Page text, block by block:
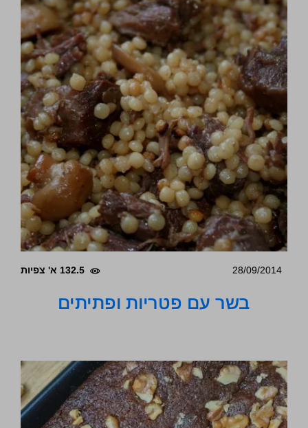
28/09/2014 132.5 א' צפיות
בשר עם פטריות ופתיתים